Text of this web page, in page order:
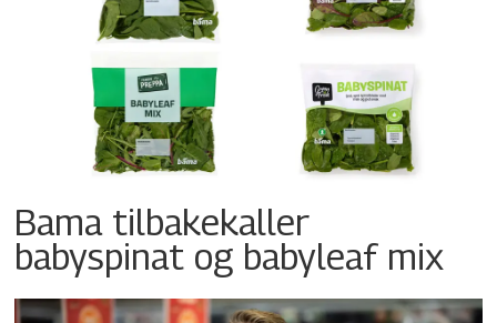
Bama tilbakekaller
babyspinat og babyleaf mix